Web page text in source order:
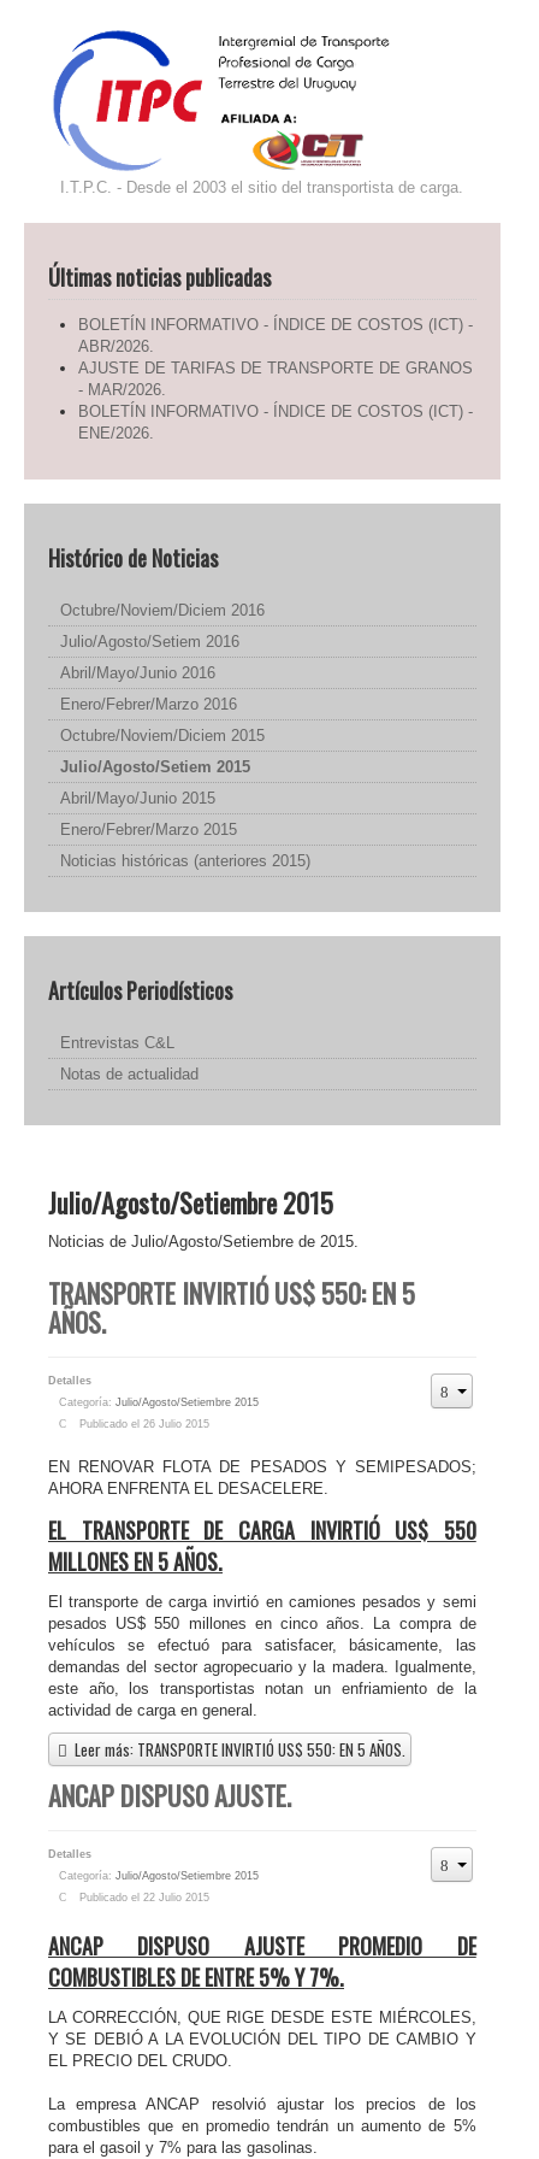
I.T.P.C. - Desde el 2003 el sitio del transportista de carga.
Últimas noticias publicadas
BOLETÍN INFORMATIVO - ÍNDICE DE COSTOS (ICT) -
ABR/2026.
AJUSTE DE TARIFAS DE TRANSPORTE DE GRANOS
- MAR/2026.
BOLETÍN INFORMATIVO - ÍNDICE DE COSTOS (ICT) -
ENE/2026.
Histórico de Noticias
Octubre/Noviem/Diciem 2016
Julio/Agosto/Setiem 2016
Abril/Mayo/Junio 2016
Enero/Febrer/Marzo 2016
Octubre/Noviem/Diciem 2015
Julio/Agosto/Setiem 2015
Abril/Mayo/Junio 2015
Enero/Febrer/Marzo 2015
Noticias históricas (anteriores 2015)
Artículos Periodísticos
Entrevistas C&L
Notas de actualidad
Julio/Agosto/Setiembre 2015
Noticias de Julio/Agosto/Setiembre de 2015.
TRANSPORTE INVIRTIÓ US$ 550: EN 5
AÑOS.
Detalles
Categoría: Julio/Agosto/Setiembre 2015
Publicado el 26 Julio 2015
EN RENOVAR FLOTA DE PESADOS Y SEMIPESADOS;
AHORA ENFRENTA EL DESACELERE.
EL TRANSPORTE DE CARGA INVIRTIÓ US$ 550
MILLONES EN 5 AÑOS.
El transporte de carga invirtió en camiones pesados y semi
pesados US$ 550 millones en cinco años. La compra de
vehículos se efectuó para satisfacer, básicamente, las
demandas del sector agropecuario y la madera. Igualmente,
este año, los transportistas notan un enfriamiento de la
actividad de carga en general.
Leer más: TRANSPORTE INVIRTIÓ US$ 550: EN 5 AÑOS.
ANCAP DISPUSO AJUSTE.
Detalles
Categoría: Julio/Agosto/Setiembre 2015
Publicado el 22 Julio 2015
ANCAP DISPUSO AJUSTE PROMEDIO DE
COMBUSTIBLES DE ENTRE 5% Y 7%.
LA CORRECCIÓN, QUE RIGE DESDE ESTE MIÉRCOLES,
Y SE DEBIÓ A LA EVOLUCIÓN DEL TIPO DE CAMBIO Y
EL PRECIO DEL CRUDO.
La empresa ANCAP resolvió ajustar los precios de los
combustibles que en promedio tendrán un aumento de 5%
para el gasoil y 7% para las gasolinas.